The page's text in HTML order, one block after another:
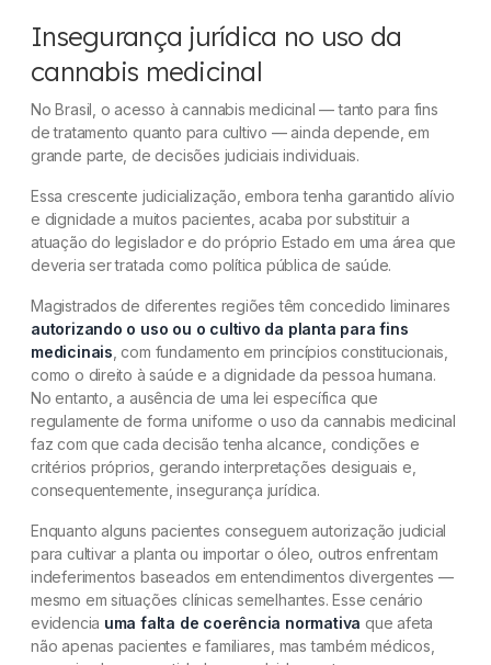
Insegurança jurídica no uso da
cannabis medicinal
No Brasil, o acesso à cannabis medicinal — tanto para fins
de tratamento quanto para cultivo — ainda depende, em
grande parte, de decisões judiciais individuais.
Essa crescente judicialização, embora tenha garantido alívio
e dignidade a muitos pacientes, acaba por substituir a
atuação do legislador e do próprio Estado em uma área que
deveria ser tratada como política pública de saúde.
Magistrados de diferentes regiões têm concedido liminares
autorizando o uso ou o cultivo da planta para fins
medicinais , com fundamento em princípios constitucionais,
como o direito à saúde e a dignidade da pessoa humana.
No entanto, a ausência de uma lei específica que
regulamente de forma uniforme o uso da cannabis medicinal
faz com que cada decisão tenha alcance, condições e
critérios próprios, gerando interpretações desiguais e,
consequentemente, insegurança jurídica.
Enquanto alguns pacientes conseguem autorização judicial
para cultivar a planta ou importar o óleo, outros enfrentam
indeferimentos baseados em entendimentos divergentes —
mesmo em situações clínicas semelhantes. Esse cenário
evidencia uma falta de coerência normativa que afeta
não apenas pacientes e familiares, mas também médicos,